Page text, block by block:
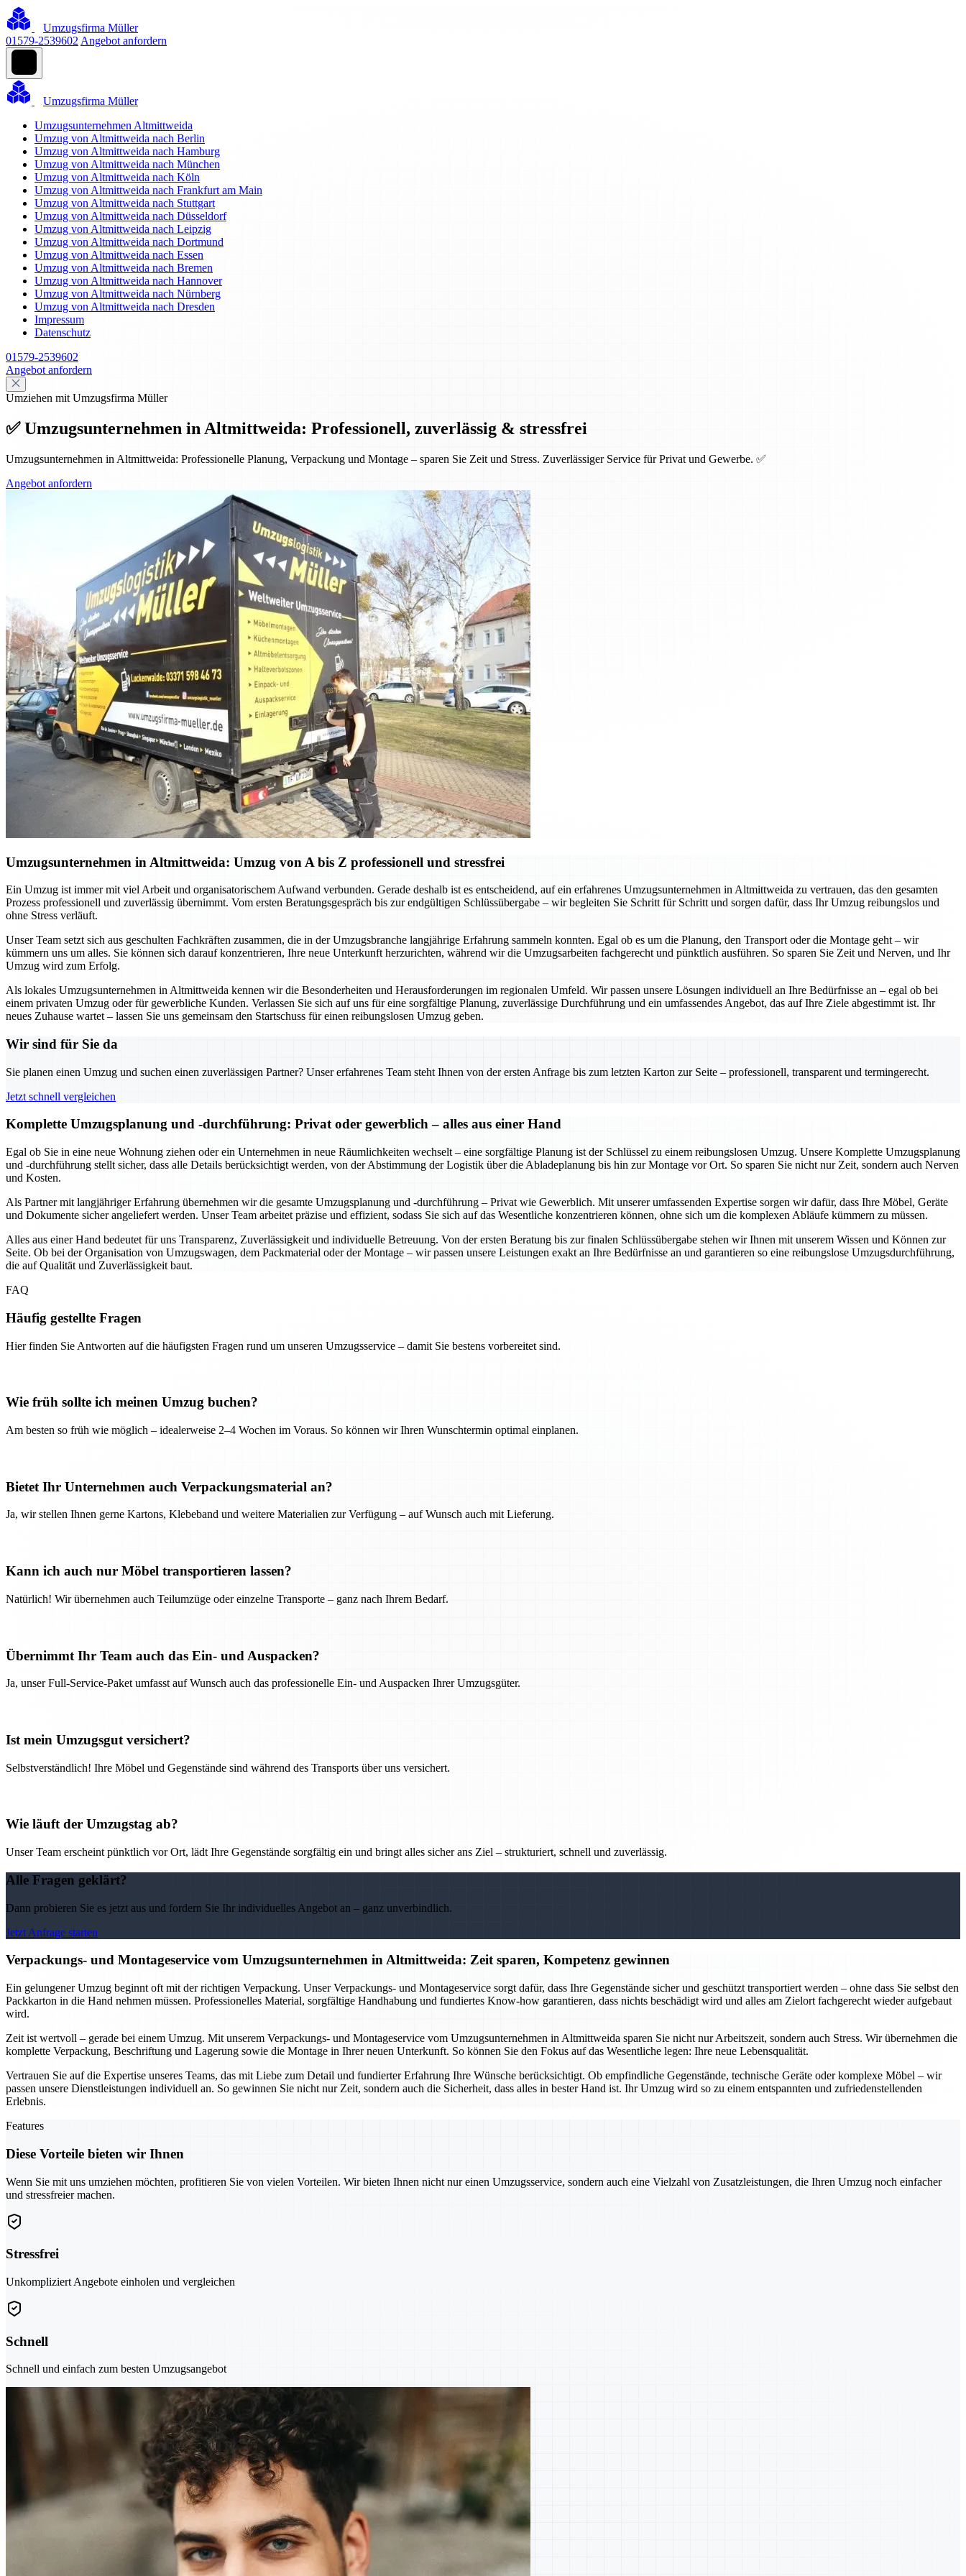
Umzugsfirma Müller
01579-2539602 Angebot anfordern
Umzugsfirma Müller
Umzugsunternehmen Altmittweida
Umzug von Altmittweida nach Berlin
Umzug von Altmittweida nach Hamburg
Umzug von Altmittweida nach München
Umzug von Altmittweida nach Köln
Umzug von Altmittweida nach Frankfurt am Main
Umzug von Altmittweida nach Stuttgart
Umzug von Altmittweida nach Düsseldorf
Umzug von Altmittweida nach Leipzig
Umzug von Altmittweida nach Dortmund
Umzug von Altmittweida nach Essen
Umzug von Altmittweida nach Bremen
Umzug von Altmittweida nach Hannover
Umzug von Altmittweida nach Nürnberg
Umzug von Altmittweida nach Dresden
Impressum
Datenschutz
01579-2539602
Angebot anfordern
Umziehen mit Umzugsfirma Müller
✅ Umzugsunternehmen in Altmittweida: Professionell, zuverlässig & stressfrei
Umzugsunternehmen in Altmittweida: Professionelle Planung, Verpackung und Montage – sparen Sie Zeit und Stress. Zuverlässiger Service für Privat und Gewerbe. ✅
Angebot anfordern
Umzugsunternehmen in Altmittweida: Umzug von A bis Z professionell und stressfrei
Ein Umzug ist immer mit viel Arbeit und organisatorischem Aufwand verbunden. Gerade deshalb ist es entscheidend, auf ein erfahrenes Umzugsunternehmen in Altmittweida zu vertrauen, das den gesamten
Prozess professionell und zuverlässig übernimmt. Vom ersten Beratungsgespräch bis zur endgültigen Schlüssübergabe – wir begleiten Sie Schritt für Schritt und sorgen dafür, dass Ihr Umzug reibungslos und
ohne Stress verläuft.
Unser Team setzt sich aus geschulten Fachkräften zusammen, die in der Umzugsbranche langjährige Erfahrung sammeln konnten. Egal ob es um die Planung, den Transport oder die Montage geht – wir
kümmern uns um alles. Sie können sich darauf konzentrieren, Ihre neue Unterkunft herzurichten, während wir die Umzugsarbeiten fachgerecht und pünktlich ausführen. So sparen Sie Zeit und Nerven, und Ihr
Umzug wird zum Erfolg.
Als lokales Umzugsunternehmen in Altmittweida kennen wir die Besonderheiten und Herausforderungen im regionalen Umfeld. Wir passen unsere Lösungen individuell an Ihre Bedürfnisse an – egal ob bei
einem privaten Umzug oder für gewerbliche Kunden. Verlassen Sie sich auf uns für eine sorgfältige Planung, zuverlässige Durchführung und ein umfassendes Angebot, das auf Ihre Ziele abgestimmt ist. Ihr
neues Zuhause wartet – lassen Sie uns gemeinsam den Startschuss für einen reibungslosen Umzug geben.
Wir sind für Sie da
Sie planen einen Umzug und suchen einen zuverlässigen Partner? Unser erfahrenes Team steht Ihnen von der ersten Anfrage bis zum letzten Karton zur Seite – professionell, transparent und termingerecht.
Jetzt schnell vergleichen
Komplette Umzugsplanung und -durchführung: Privat oder gewerblich – alles aus einer Hand
Egal ob Sie in eine neue Wohnung ziehen oder ein Unternehmen in neue Räumlichkeiten wechselt – eine sorgfältige Planung ist der Schlüssel zu einem reibungslosen Umzug. Unsere Komplette Umzugsplanung
und -durchführung stellt sicher, dass alle Details berücksichtigt werden, von der Abstimmung der Logistik über die Abladeplanung bis hin zur Montage vor Ort. So sparen Sie nicht nur Zeit, sondern auch Nerven
und Kosten.
Als Partner mit langjähriger Erfahrung übernehmen wir die gesamte Umzugsplanung und -durchführung – Privat wie Gewerblich. Mit unserer umfassenden Expertise sorgen wir dafür, dass Ihre Möbel, Geräte
und Dokumente sicher angeliefert werden. Unser Team arbeitet präzise und effizient, sodass Sie sich auf das Wesentliche konzentrieren können, ohne sich um die komplexen Abläufe kümmern zu müssen.
Alles aus einer Hand bedeutet für uns Transparenz, Zuverlässigkeit und individuelle Betreuung. Von der ersten Beratung bis zur finalen Schlüssübergabe stehen wir Ihnen mit unserem Wissen und Können zur
Seite. Ob bei der Organisation von Umzugswagen, dem Packmaterial oder der Montage – wir passen unsere Leistungen exakt an Ihre Bedürfnisse an und garantieren so eine reibungslose Umzugsdurchführung,
die auf Qualität und Zuverlässigkeit baut.
FAQ
Häufig gestellte Fragen
Hier finden Sie Antworten auf die häufigsten Fragen rund um unseren Umzugsservice – damit Sie bestens vorbereitet sind.
Wie früh sollte ich meinen Umzug buchen?
Am besten so früh wie möglich – idealerweise 2–4 Wochen im Voraus. So können wir Ihren Wunschtermin optimal einplanen.
Bietet Ihr Unternehmen auch Verpackungsmaterial an?
Ja, wir stellen Ihnen gerne Kartons, Klebeband und weitere Materialien zur Verfügung – auf Wunsch auch mit Lieferung.
Kann ich auch nur Möbel transportieren lassen?
Natürlich! Wir übernehmen auch Teilumzüge oder einzelne Transporte – ganz nach Ihrem Bedarf.
Übernimmt Ihr Team auch das Ein- und Auspacken?
Ja, unser Full-Service-Paket umfasst auf Wunsch auch das professionelle Ein- und Auspacken Ihrer Umzugsgüter.
Ist mein Umzugsgut versichert?
Selbstverständlich! Ihre Möbel und Gegenstände sind während des Transports über uns versichert.
Wie läuft der Umzugstag ab?
Unser Team erscheint pünktlich vor Ort, lädt Ihre Gegenstände sorgfältig ein und bringt alles sicher ans Ziel – strukturiert, schnell und zuverlässig.
Alle Fragen geklärt?
Dann probieren Sie es jetzt aus und fordern Sie Ihr individuelles Angebot an – ganz unverbindlich.
Jetzt Anfrage starten
Verpackungs- und Montageservice vom Umzugsunternehmen in Altmittweida: Zeit sparen, Kompetenz gewinnen
Ein gelungener Umzug beginnt oft mit der richtigen Verpackung. Unser Verpackungs- und Montageservice sorgt dafür, dass Ihre Gegenstände sicher und geschützt transportiert werden – ohne dass Sie selbst den
Packkarton in die Hand nehmen müssen. Professionelles Material, sorgfältige Handhabung und fundiertes Know-how garantieren, dass nichts beschädigt wird und alles am Zielort fachgerecht wieder aufgebaut
wird.
Zeit ist wertvoll – gerade bei einem Umzug. Mit unserem Verpackungs- und Montageservice vom Umzugsunternehmen in Altmittweida sparen Sie nicht nur Arbeitszeit, sondern auch Stress. Wir übernehmen die
komplette Verpackung, Beschriftung und Lagerung sowie die Montage in Ihrer neuen Unterkunft. So können Sie den Fokus auf das Wesentliche legen: Ihre neue Lebensqualität.
Vertrauen Sie auf die Expertise unseres Teams, das mit Liebe zum Detail und fundierter Erfahrung Ihre Wünsche berücksichtigt. Ob empfindliche Gegenstände, technische Geräte oder komplexe Möbel – wir
passen unsere Dienstleistungen individuell an. So gewinnen Sie nicht nur Zeit, sondern auch die Sicherheit, dass alles in bester Hand ist. Ihr Umzug wird so zu einem entspannten und zufriedenstellenden
Erlebnis.
Features
Diese Vorteile bieten wir Ihnen
Wenn Sie mit uns umziehen möchten, profitieren Sie von vielen Vorteilen. Wir bieten Ihnen nicht nur einen Umzugsservice, sondern auch eine Vielzahl von Zusatzleistungen, die Ihren Umzug noch einfacher
und stressfreier machen.
Stressfrei
Unkompliziert Angebote einholen und vergleichen
Schnell
Schnell und einfach zum besten Umzugsangebot